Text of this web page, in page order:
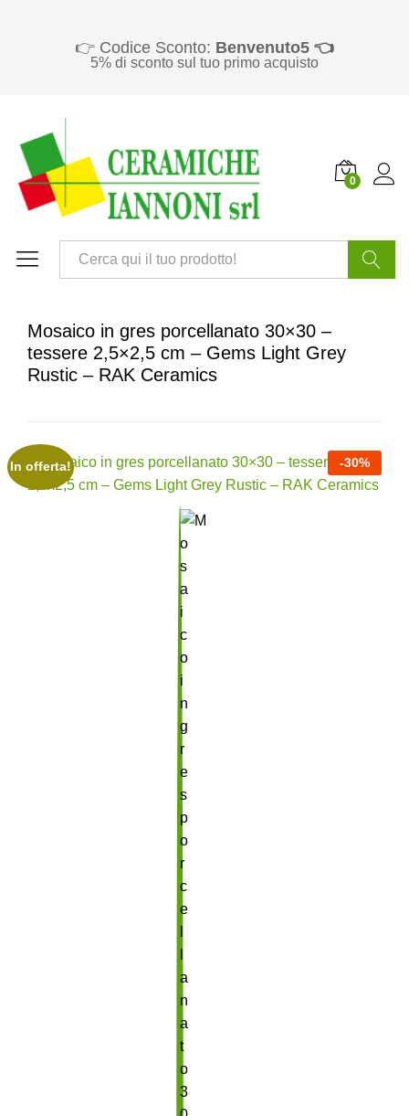
👉 Codice Sconto: Benvenuto5 👈
5% di sconto sul tuo primo acquisto
0
Mosaico in gres porcellanato 30×30 –
tessere 2,5×2,5 cm – Gems Light Grey
Rustic – RAK Ceramics
In offerta! -30%